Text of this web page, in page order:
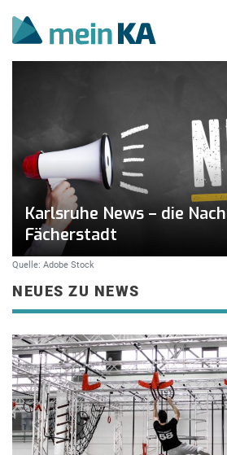
Karlsruhe News – die
Fächerstadt
Quelle: Adobe Stock
NEUES ZU NEWS